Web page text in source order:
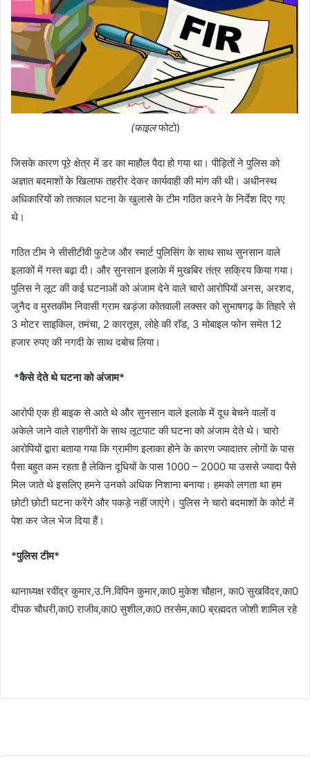
(फाइलफोटो)
जिसके कारण पूरे क्षेत्र में डर का माहौल पैदा हो गया था। पीड़ितों ने पुलिस को
अज्ञात बदमाशों के खिलाफ तहरीर देकर कार्यवाही की मांग की थी। अधीनस्थ
अधिकारियों को तत्काल घटना के खुलासे के टीम गठित करने के निर्देश दिए गए
थे।
गठित टीम ने सीसीटीवी फुटेज और स्मार्ट पुलिसिंग के साथ साथ सुनसान वाले
इलाकों में गस्त बढ़ा दी। और सुनसान इलाके में मुखबिर तंत्र सक्रिय किया गया।
पुलिस ने लूट की कई घटनाओं को अंजाम देने वाले चारो आरोपियों अनस, अरशद,
जुनैद व मुस्तकीम निवासी ग्राम खड़ंजा कोतवाली लक्सर को सुभाषगढ़ के तिहारे से
3 मोटर साइकिल, तमंचा, 2 कारतूस, लोहे की रॉड, 3 मोबाइल फोन समेत 12
हजार रुपए की नगदी के साथ दबोच लिया।
*कैसे देते थे घटना को अंजाम*
आरोपी एक ही बाइक से आते थे और सुनसान वाले इलाके में दूध बेचने वालों व
अकेले जाने वाले राहगीरों के साथ लूटपाट की घटना को अंजाम देते थे। चारो
आरोपियों द्वारा बताया गया कि ग्रामीण इलाका होने के कारण ज्यादातर लोगों के पास
पैसा बहुत कम रहता है लेकिन दूधियों के पास 1000 – 2000 या उससे ज्यादा पैसे
मिल जाते थे इसलिए हमने उनको अधिक निशाना बनाया। हमको लगता था हम
छोटी छोटी घटना करेंगे और पकड़े नहीं जाएंगे। पुलिस ने चारो बदमाशों के कोर्ट में
पेश कर जेल भेज दिया हैं।
*पुलिस टीम*
थानाध्यक्ष रवींद्र कुमार,उ.नि.विपिन कुमार,का0 मुकेश चौहान, का0 सुखविंदर,का0
दीपक चौधरी,का0 राजीव,का0 सुशील,का0 तरसेम,का0 ब्रह्मदत जोशी शामिल रहे